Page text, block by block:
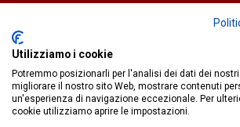
C.F. 92076900858
Chi siamo
Privacy & Cookie Policy
Utilizziamo i cookie
Potremmo posizionarli per l'analisi dei dati dei
migliorare il nostro sito Web, mostrare contenuti
un'esperienza di navigazione eccezionale. Per
cookie utilizziamo aprire le impostazioni.